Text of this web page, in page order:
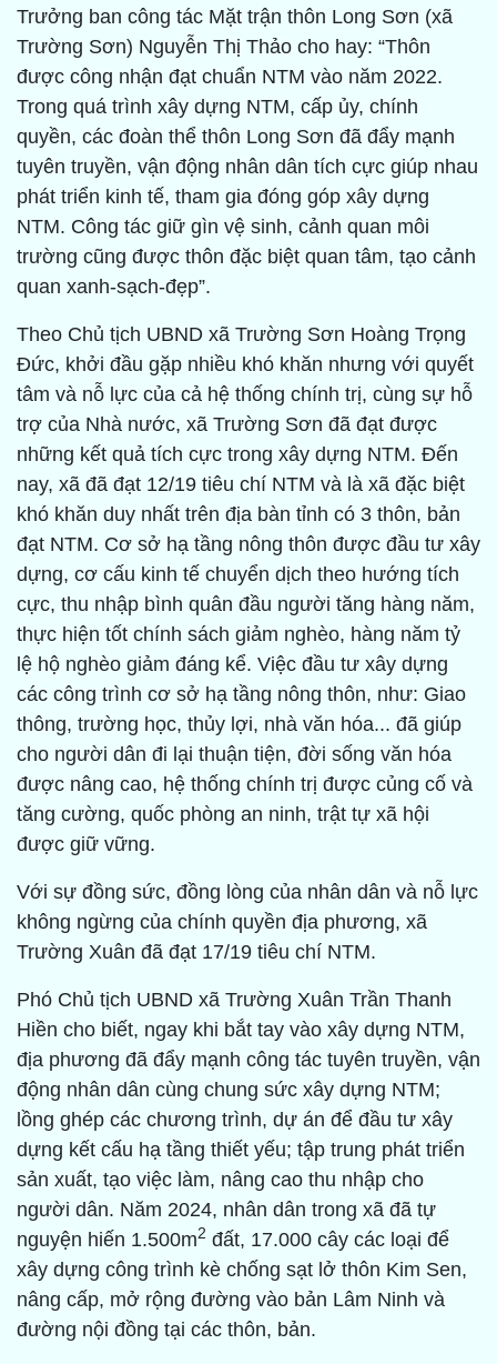
Trưởng ban công tác Mặt trận thôn Long Sơn (xã
Trường Sơn) Nguyễn Thị Thảo cho hay: “Thôn
được công nhận đạt chuẩn NTM vào năm 2022.
Trong quá trình xây dựng NTM, cấp ủy, chính
quyền, các đoàn thể thôn Long Sơn đã đẩy mạnh
tuyên truyền, vận động nhân dân tích cực giúp nhau
phát triển kinh tế, tham gia đóng góp xây dựng
NTM. Công tác giữ gìn vệ sinh, cảnh quan môi
trường cũng được thôn đặc biệt quan tâm, tạo cảnh
quan xanh-sạch-đẹp”.
Theo Chủ tịch UBND xã Trường Sơn Hoàng Trọng
Đức, khởi đầu gặp nhiều khó khăn nhưng với quyết
tâm và nỗ lực của cả hệ thống chính trị, cùng sự hỗ
trợ của Nhà nước, xã Trường Sơn đã đạt được
những kết quả tích cực trong xây dựng NTM. Đến
nay, xã đã đạt 12/19 tiêu chí NTM và là xã đặc biệt
khó khăn duy nhất trên địa bàn tỉnh có 3 thôn, bản
đạt NTM. Cơ sở hạ tầng nông thôn được đầu tư xây
dựng, cơ cấu kinh tế chuyển dịch theo hướng tích
cực, thu nhập bình quân đầu người tăng hàng năm,
thực hiện tốt chính sách giảm nghèo, hàng năm tỷ
lệ hộ nghèo giảm đáng kể. Việc đầu tư xây dựng
các công trình cơ sở hạ tầng nông thôn, như: Giao
thông, trường học, thủy lợi, nhà văn hóa... đã giúp
cho người dân đi lại thuận tiện, đời sống văn hóa
được nâng cao, hệ thống chính trị được củng cố và
tăng cường, quốc phòng an ninh, trật tự xã hội
được giữ vững.
Với sự đồng sức, đồng lòng của nhân dân và nỗ lực
không ngừng của chính quyền địa phương, xã
Trường Xuân đã đạt 17/19 tiêu chí NTM.
Phó Chủ tịch UBND xã Trường Xuân Trần Thanh
Hiền cho biết, ngay khi bắt tay vào xây dựng NTM,
địa phương đã đẩy mạnh công tác tuyên truyền, vận
động nhân dân cùng chung sức xây dựng NTM;
lồng ghép các chương trình, dự án để đầu tư xây
dựng kết cấu hạ tầng thiết yếu; tập trung phát triển
sản xuất, tạo việc làm, nâng cao thu nhập cho
người dân. Năm 2024, nhân dân trong xã đã tự
nguyện hiến 1.500m2 đất, 17.000 cây các loại để
xây dựng công trình kè chống sạt lở thôn Kim Sen,
nâng cấp, mở rộng đường vào bản Lâm Ninh và
đường nội đồng tại các thôn, bản.